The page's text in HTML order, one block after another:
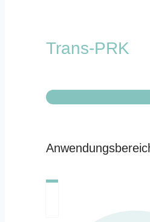
Trans-PRK